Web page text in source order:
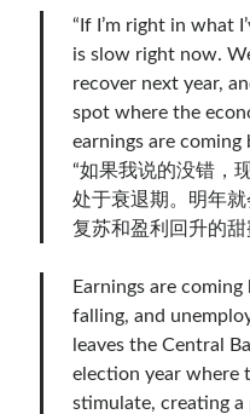
“If I’m right in what
is slow right now.
recover next year,
spot where the
earnings are coming
“如果我说的没错，
处于衰退期。明年
复苏和盈利回升的甜
Earnings are
falling, and
leaves the Central
election year where
stimulate, creating